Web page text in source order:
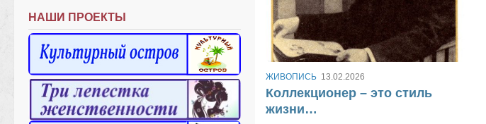
ЖИВОПИСЬ 13.02.2026
Коллекционер – это стиль
жизни…
НАШИ ПРОЕКТЫ